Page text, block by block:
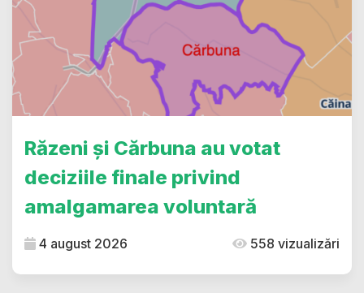
Răzeni și Cărbuna au votat
deciziile finale privind
amalgamarea voluntară
4 august 2026 558 vizualizări